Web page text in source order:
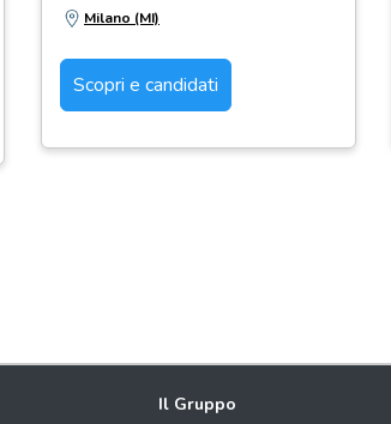
Milano (MI)
Scopri e candidati
Il Gruppo